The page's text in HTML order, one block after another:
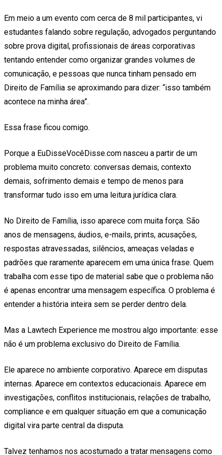
Em meio a um evento com cerca de 8 mil participantes, vi
estudantes falando sobre regulação, advogados perguntando
sobre prova digital, profissionais de áreas corporativas
tentando entender como organizar grandes volumes de
comunicação, e pessoas que nunca tinham pensado em
Direito de Família se aproximando para dizer: “isso também
acontece na minha área”.
Essa frase ficou comigo.
Porque a EuDisseVocêDisse.com nasceu a partir de um
problema muito concreto: conversas demais, contexto
demais, sofrimento demais e tempo de menos para
transformar tudo isso em uma leitura jurídica clara.
No Direito de Família, isso aparece com muita força. São
anos de mensagens, áudios, e-mails, prints, acusações,
respostas atravessadas, silêncios, ameaças veladas e
padrões que raramente aparecem em uma única frase. Quem
trabalha com esse tipo de material sabe que o problema não
é apenas encontrar uma mensagem específica. O problema é
entender a história inteira sem se perder dentro dela.
Mas a Lawtech Experience me mostrou algo importante: esse
não é um problema exclusivo do Direito de Família.
Ele aparece no ambiente corporativo. Aparece em disputas
internas. Aparece em contextos educacionais. Aparece em
investigações, conflitos institucionais, relações de trabalho,
compliance e em qualquer situação em que a comunicação
digital vira parte central da disputa.
Talvez tenhamos nos acostumado a tratar mensagens como